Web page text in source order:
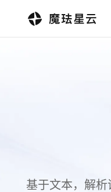
基于文本，解